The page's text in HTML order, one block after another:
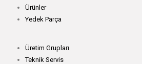
Ürünler
Yedek Parça
Üretim Grupları
Teknik Servis